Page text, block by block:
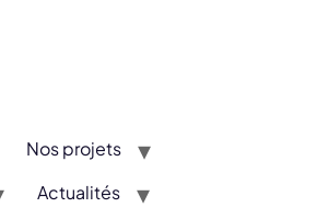
Nos projets
Actualités